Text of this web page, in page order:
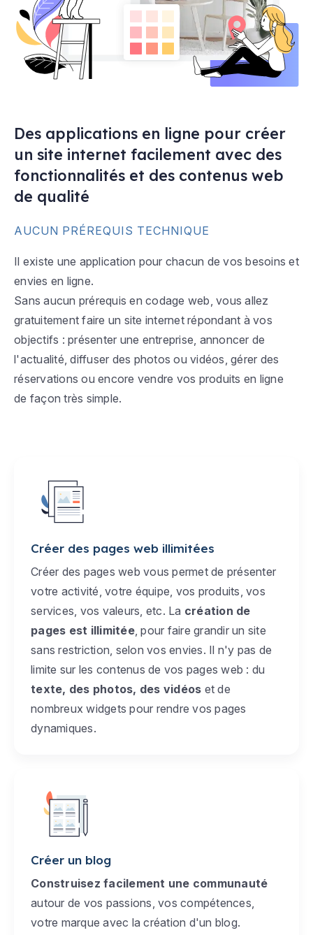
Des applications en ligne pour créer
un site internet facilement avec des
fonctionnalités et des contenus web
de qualité
AUCUN PRÉREQUIS TECHNIQUE
Il existe une application pour chacun de vos besoins et
envies en ligne.
Sans aucun prérequis en codage web, vous allez
gratuitement faire un site internet répondant à vos
objectifs : présenter une entreprise, annoncer de
l'actualité, diffuser des photos ou vidéos, gérer des
réservations ou encore vendre vos produits en ligne
de façon très simple.
Créer des pages web illimitées
Créer des pages web vous permet de présenter
votre activité, votre équipe, vos produits, vos
services, vos valeurs, etc. La création de
pages est illimitée, pour faire grandir un site
sans restriction, selon vos envies. Il n'y pas de
limite sur les contenus de vos pages web : du
texte, des photos, des vidéos et de
nombreux widgets pour rendre vos pages
dynamiques.
Créer un blog
Construisez facilement une communauté
autour de vos passions, vos compétences,
votre marque avec la création d'un blog.